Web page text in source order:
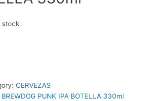
stock
CERVEZAS